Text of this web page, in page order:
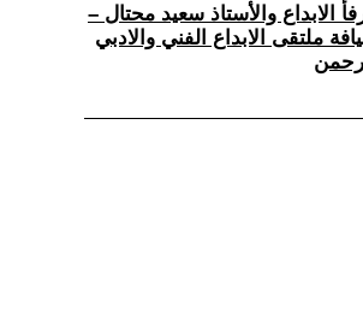
الابداع والأستاذ سعيد محتال –
ملتقى الابداع الفني والادبي